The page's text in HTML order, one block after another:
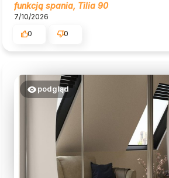
funkcją spania, Tilia 90
7/10/2026
0
0
podgląd